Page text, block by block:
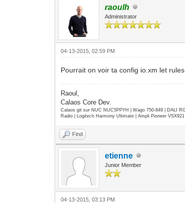
raoulh
Administrator
04-13-2015, 02:59 PM
Pourrait on voir ta config io.xm let
Raoul,
Calaos Core Dev.
Calaos git sur NUC NUC5PPYH | Wago 750-849 | DALI
Radio | Logitech Harmony Ultimate | Ampli Pioneer VSX921
Find
etienne
Junior Member
04-13-2015, 03:13 PM